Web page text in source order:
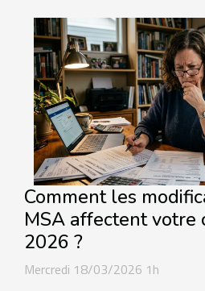
Comment les
MSA affectent votre
2026 ?
Mercredi 18/03/2026 1h